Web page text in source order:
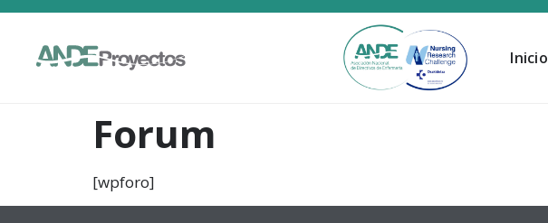
Inicio
Forum
[wpforo]